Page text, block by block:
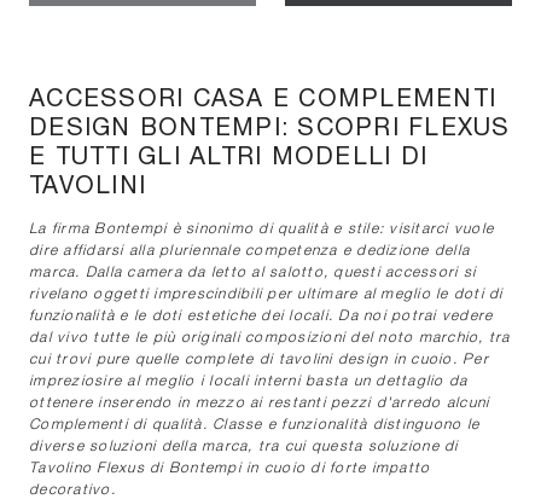
ACCESSORI CASA E COMPLEMENTI
DESIGN BONTEMPI: SCOPRI FLEXUS
E TUTTI GLI ALTRI MODELLI DI
TAVOLINI
La firma Bontempi è sinonimo di qualità e stile: visitarci vuole
dire affidarsi alla pluriennale competenza e dedizione della
marca. Dalla camera da letto al salotto, questi accessori si
rivelano oggetti imprescindibili per ultimare al meglio le doti di
funzionalità e le doti estetiche dei locali. Da noi potrai vedere
dal vivo tutte le più originali composizioni del noto marchio, tra
cui trovi pure quelle complete di tavolini design in cuoio. Per
impreziosire al meglio i locali interni basta un dettaglio da
ottenere inserendo in mezzo ai restanti pezzi d'arredo alcuni
Complementi di qualità. Classe e funzionalità distinguono le
diverse soluzioni della marca, tra cui questa soluzione di
Tavolino Flexus di Bontempi in cuoio di forte impatto
decorativo.